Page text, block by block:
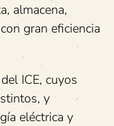
almacena,
gran eficiencia
ICE, cuyos
y
eléctrica y